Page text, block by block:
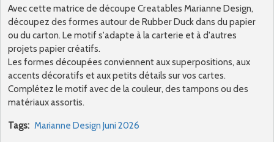
Avec cette matrice de découpe Creatables Marianne Design,
découpez des formes autour de Rubber Duck dans du papier
ou du carton. Le motif s'adapte à la carterie et à d'autres
projets papier créatifs.
Les formes découpées conviennent aux superpositions, aux
accents décoratifs et aux petits détails sur vos cartes.
Complétez le motif avec de la couleur, des tampons ou des
matériaux assortis.
Tags: Marianne Design Juni 2026